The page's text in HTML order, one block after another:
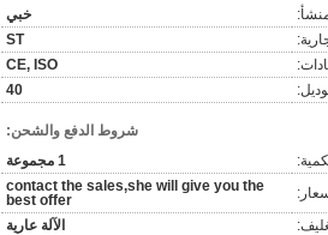
خبي
ST
CE, ISO
40
شروط الدفع والشحن:
1 مجموعة
contact the sales,she will give you the
best offer
الآلة عارية